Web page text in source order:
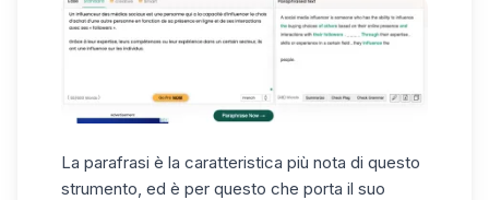
La parafrasi è la caratteristica più nota di questo
strumento, ed è per questo che porta il suo